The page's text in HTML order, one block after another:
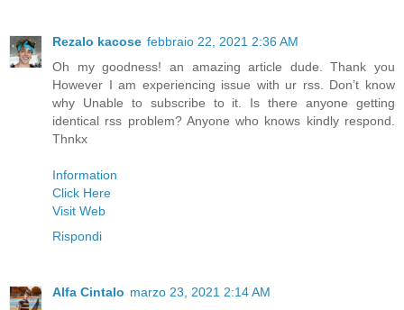
Rezalo kacose febbraio 22, 2021 2:36 AM
Oh my goodness! an amazing article dude. Thank you
However I am experiencing issue with ur rss. Don’t know
why Unable to subscribe to it. Is there anyone getting
identical rss problem? Anyone who knows kindly respond.
Thnkx
Information
Click Here
Visit Web
Rispondi
Alfa Cintalo marzo 23, 2021 2:14 AM